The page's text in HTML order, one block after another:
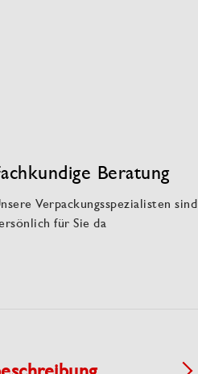
Beratung
Verpackungsspezialisten sind
für Sie da